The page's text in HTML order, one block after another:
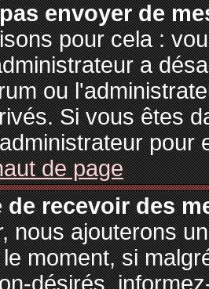
envoyer de
pour cela :
a
ou
Si vous êtes
pour
de page
recevoir des
nous ajouterons
moment, si
désirés,